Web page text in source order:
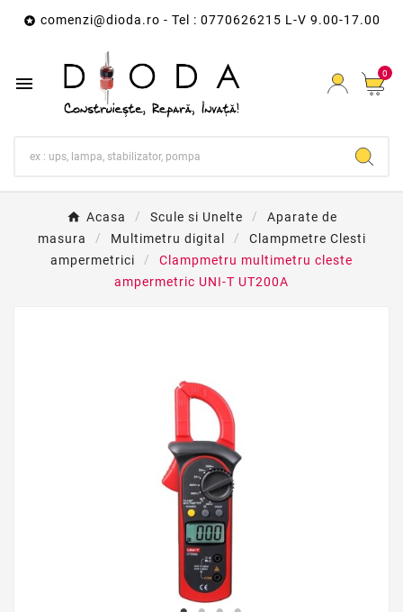
 comenzi@dioda.ro - Tel : 0770626215 L-V 9.00-17.00
 0
Acasa Scule si Unelte
Aparate de
masura
Multimetru digital
Clampmetre Clesti
ampermetrici
Clampmetru multimetru cleste
ampermetric UNI-T UT200A